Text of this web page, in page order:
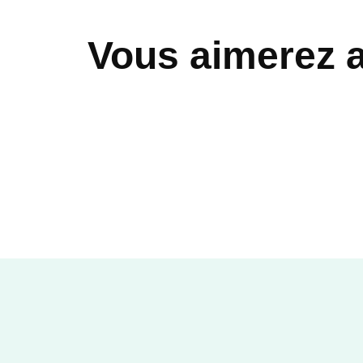
Vous aimerez